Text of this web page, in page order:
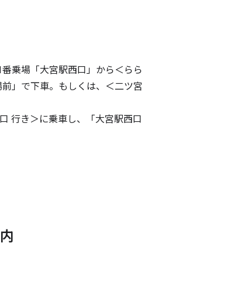
乗場「大宮駅西口」から＜らら
」で下車。もしくは、＜二ツ宮
行き＞に乗車し、「大宮駅西口